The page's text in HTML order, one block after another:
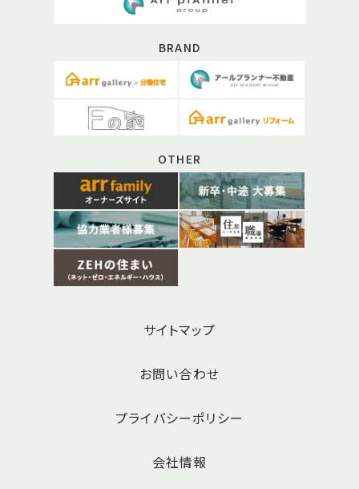
BRAND
OTHER
サイトマップ
お問い合わせ
プライバシーポリシー
会社情報